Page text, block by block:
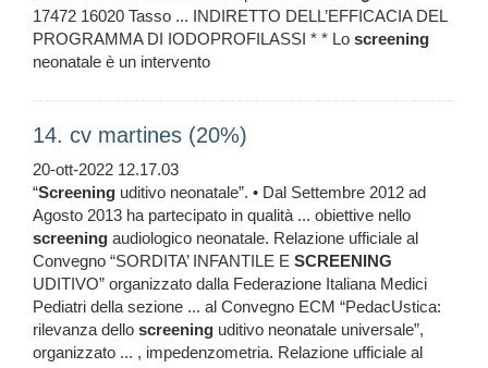
17472 16020 Tasso ... INDIRETTO DELL’EFFICACIA DEL
PROGRAMMA DI IODOPROFILASSI * * Lo screening
neonatale è un intervento
14. cv martines (20%)
20-ott-2022 12.17.03
“Screening uditivo neonatale”. • Dal Settembre 2012 ad
Agosto 2013 ha partecipato in qualità ... obiettive nello
screening audiologico neonatale. Relazione ufficiale al
Convegno “SORDITA’ INFANTILE E SCREENING
UDITIVO” organizzato dalla Federazione Italiana Medici
Pediatri della sezione ... al Convegno ECM “PedacUstica:
rilevanza dello screening uditivo neonatale universale”,
organizzato ... , impedenzometria. Relazione ufficiale al